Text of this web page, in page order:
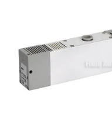
SITEMAP
PRIVACY